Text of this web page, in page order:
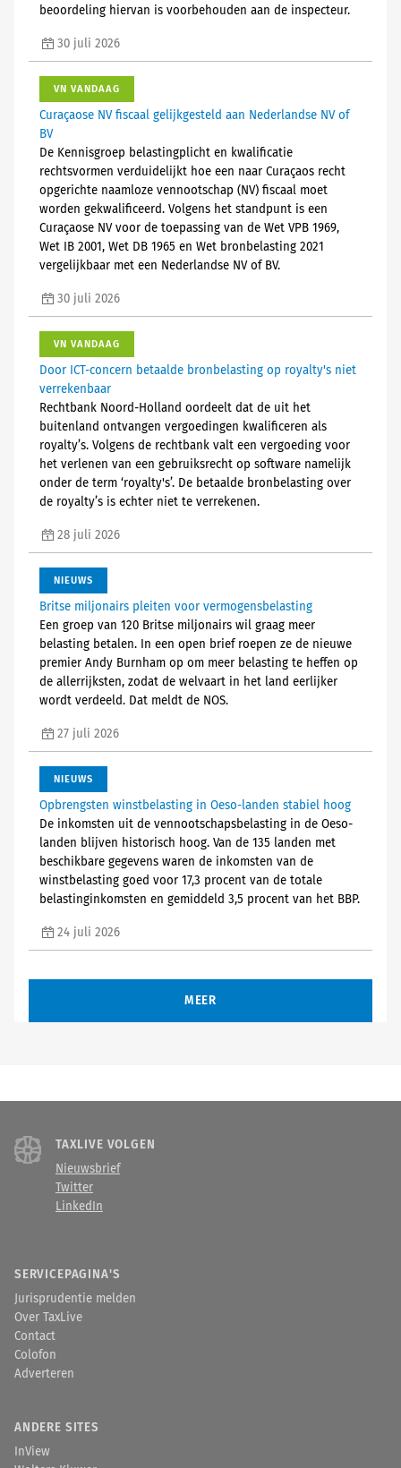
beoordeling hiervan is voorbehouden aan de inspecteur.
30 juli 2026
VN VANDAAG
Curaçaose NV fiscaal gelijkgesteld aan Nederlandse NV of
BV
De Kennisgroep belastingplicht en kwalificatie
rechtsvormen verduidelijkt hoe een naar Curaçaos recht
opgerichte naamloze vennootschap (NV) fiscaal moet
worden gekwalificeerd. Volgens het standpunt is een
Curaçaose NV voor de toepassing van de Wet VPB 1969,
Wet IB 2001, Wet DB 1965 en Wet bronbelasting 2021
vergelijkbaar met een Nederlandse NV of BV.
30 juli 2026
VN VANDAAG
Door ICT-concern betaalde bronbelasting op royalty's niet
verrekenbaar
Rechtbank Noord-Holland oordeelt dat de uit het
buitenland ontvangen vergoedingen kwalificeren als
royalty’s. Volgens de rechtbank valt een vergoeding voor
het verlenen van een gebruiksrecht op software namelijk
onder de term ‘royalty's’. De betaalde bronbelasting over
de royalty’s is echter niet te verrekenen.
28 juli 2026
NIEUWS
Britse miljonairs pleiten voor vermogensbelasting
Een groep van 120 Britse miljonairs wil graag meer
belasting betalen. In een open brief roepen ze de nieuwe
premier Andy Burnham op om meer belasting te heffen op
de allerrijksten, zodat de welvaart in het land eerlijker
wordt verdeeld. Dat meldt de NOS.
27 juli 2026
NIEUWS
Opbrengsten winstbelasting in Oeso-landen stabiel hoog
De inkomsten uit de vennootschapsbelasting in de Oeso-
landen blijven historisch hoog. Van de 135 landen met
beschikbare gegevens waren de inkomsten van de
winstbelasting goed voor 17,3 procent van de totale
belastinginkomsten en gemiddeld 3,5 procent van het BBP.
24 juli 2026
MEER
TAXLIVE VOLGEN
Nieuwsbrief
Twitter
LinkedIn
SERVICEPAGINA'S
Jurisprudentie melden
Over TaxLive
Contact
Colofon
Adverteren
ANDERE SITES
InView